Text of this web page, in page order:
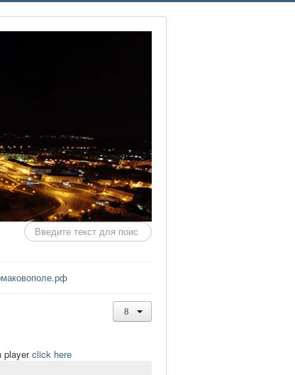
Искать...
playerclick here